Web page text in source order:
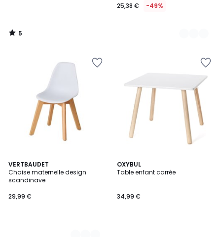
5
/
25,38 € -49%
VERTBAUDET
Chaise maternelle design
scandinave
29,99 €
2
Couleurs
OXYBUL
Table enfant carrée
34,99 €